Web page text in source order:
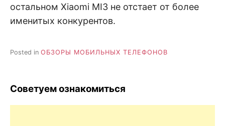
остальном Xiaomi MI3 не отстает от более
именитых конкурентов.
Posted in ОБЗОРЫ МОБИЛЬНЫХ ТЕЛЕФОНОВ
Советуем ознакомиться